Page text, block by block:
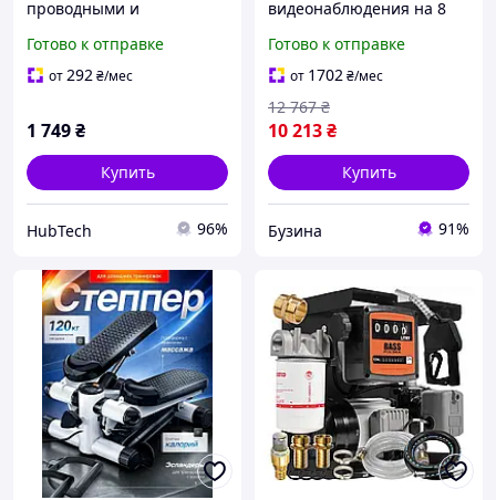
проводными и
безопасности ocBridge
Plus
Готово к отправке
от292₴/мес
1 749₴
Купить
HubTech 96%
видеонаблюдения на 8
Recording System HF006
комплект безопасности
buzyna
Готово к отправке
от 1702₴/мес
10 213₴
12 767 ₴
Купить
Бузина 91%